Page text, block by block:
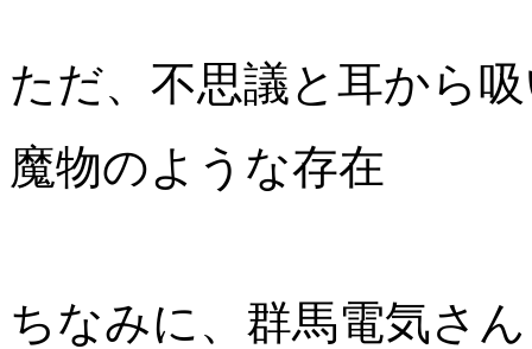
ただ、不思議と耳から
魔物のような存在
ちなみに、群馬電気さん